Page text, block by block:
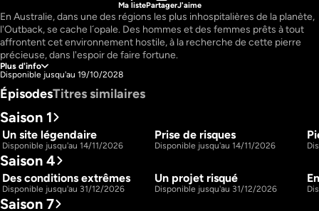
Ma listePartagerJ'aime
En Australie, dans une des régions les plus inhospitalières de la planète,
l'Outback, se cache l´opale. Des hommes et des femmes prêts à tout
affrontent cet environnement hostile, à la recherche de cette pierre
précieuse, dans l'espoir de faire fortune.
Plus d'info
Disponible jusqu'au 19/10/2028
ÉpisodesTitres similaires
Saison 1
S1 E1
Un site légendaire
Disponible jusqu'au 14/11/2026 S1 E2
Prise de risques
Disponible jusqu'au 14/11/2026
Saison 4
S4 E1 44m
Des conditions extrêmes
Disponible jusqu'au 31/12/2026 S4 E2 44m
Un projet risqué
Disponible jusqu'au 31/12/2026
Saison 7